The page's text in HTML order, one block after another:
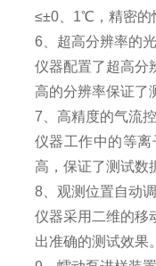
≤±0、1℃，精密的
6、超高分辨率的
仪器配置了超高分
高的分辨率保证了
7、高精度的气流
仪器工作中的等
高，保证了测试数
8、观测位置自动
仪器采用二维的移
出准确的测试效果。